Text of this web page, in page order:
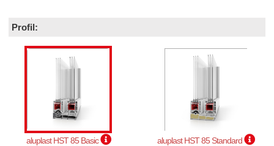
Profil:
aluplast HST 85 Basic aluplast HST 85 Standard